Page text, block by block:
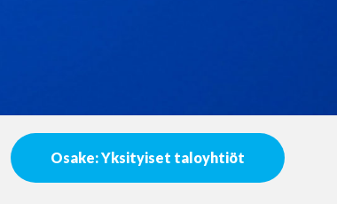
Osake: Yksityiset taloyhtiöt